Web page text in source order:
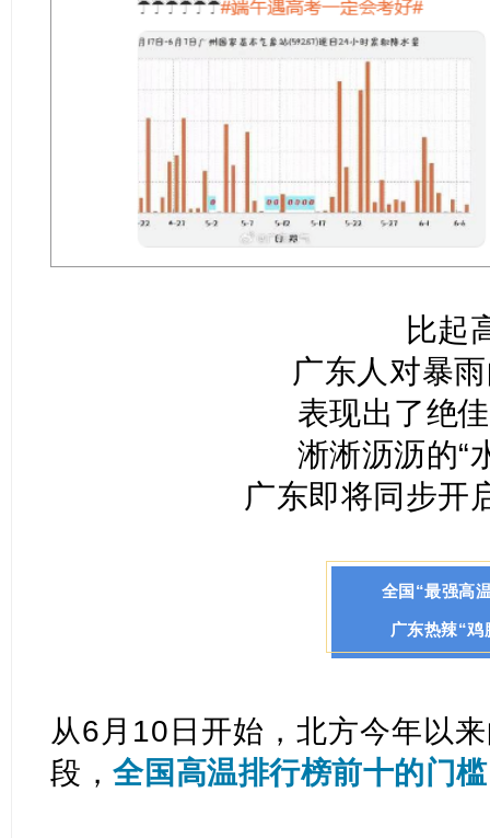
比起
广东人对暴
表现出了绝
淅淅沥沥的“
广东即将同步开
全国“最强高
广东热辣“鸡
从6月10日开始，北方今年以
段，全国高温排行榜前十的门